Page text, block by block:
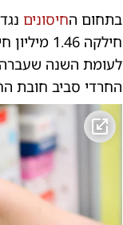
בתחום החיסונים
חילקה
לעומת השנה
החרדי סביב חובת